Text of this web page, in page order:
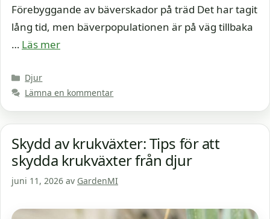
Förebyggande av bäverskador på träd Det har tagit
lång tid, men bäverpopulationen är på väg tillbaka
… Läs mer
Kategorier
Djur
Lämna en kommentar
Skydd av krukväxter: Tips för att
skydda krukväxter från djur
juni 11, 2026 av GardenMI